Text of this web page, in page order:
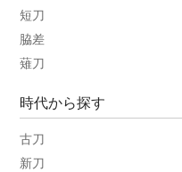
短刀
脇差
薙刀
時代から探す
古刀
新刀